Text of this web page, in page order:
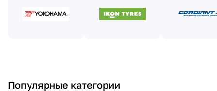
Популярные категории